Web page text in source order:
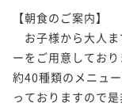
素泊まり 現地決済可
【朝食のご案内】
お子様から大人ま
ーをご用意しており
約40種類のメニュ
っておりますので是